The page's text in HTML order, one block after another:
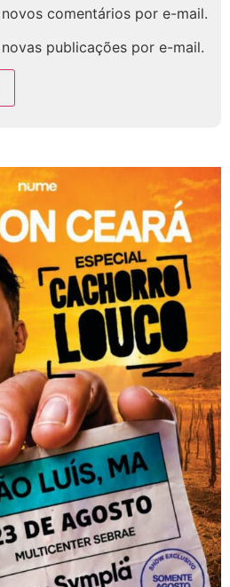
comentários por e-mail.
publicações por e-mail.